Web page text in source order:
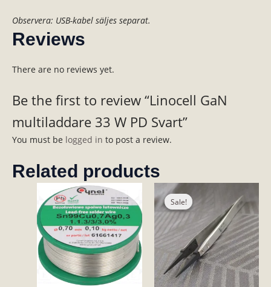
Observera: USB-kabel säljes separat.
Reviews
There are no reviews yet.
Be the first to review “Linocell GaN
multiladdare 33 W PD Svart”
You must be logged in to post a review.
Related products
Sale!
Sale!price
was:
139,00 kr.79,00 kr.